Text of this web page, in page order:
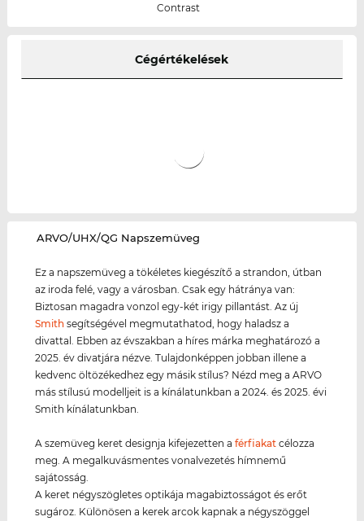
Contrast
Cégértékelések
‌ARVO/UHX/QG Napszemüveg
Ez a napszemüveg a tökéletes kiegészítő a strandon, útban
az iroda felé, vagy a városban. Csak egy hátránya van:
Biztosan magadra vonzol egy-két irigy pillantást. Az új
Smith segítségével megmutathatod, hogy haladsz a
divattal. Ebben az évszakban a híres márka meghatározó a
2025. év divatjára nézve. Tulajdonképpen jobban illene a
kedvenc öltözékedhez egy másik stílus? Nézd meg a ARVO
más stílusú modelljeit is a kínálatunkban a 2024. és 2025. évi
Smith kínálatunkban.
A szemüveg keret designja kifejezetten aférfiakat célozza
meg. A megalkuvásmentes vonalvezetés hímnemű
sajátosság.
A keret négyszögletes optikája magabiztosságot és erőt
sugároz. Különösen a kerek arcok kapnak a négyszöggel